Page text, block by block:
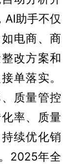
AI助手不仅
电商、商
改方案和
单落实。
质量管控
率、质量
续优化销
2025年全